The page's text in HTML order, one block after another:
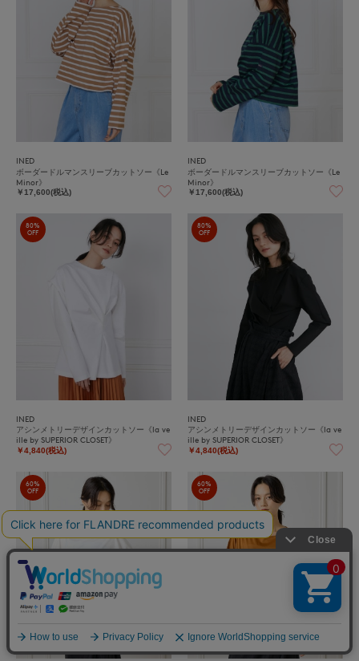
INED
ボーダードルマンスリーブカットソー《Le
Minor》
￥17,600(税込)
INED
ボーダードルマンスリーブカットソー《Le
Minor》
￥17,600(税込)
80%
OFF
INED
アシンメトリーデザインカットソー《la ve
ille by SUPERIOR CLOSET》
￥4,840(税込)
80%
OFF
INED
アシンメトリーデザインカットソー《la ve
ille by SUPERIOR CLOSET》
￥4,840(税込)
60%
OFF
60%
OFF